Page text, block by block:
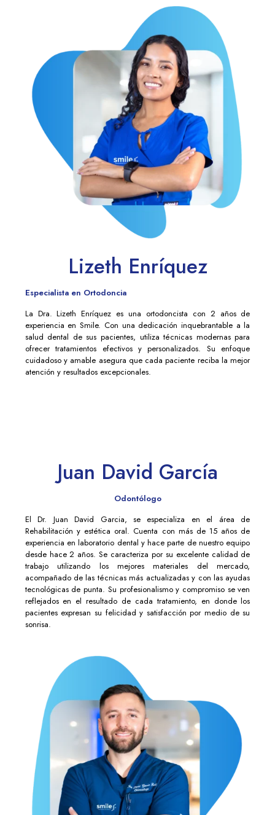
Lizeth Enríquez
Especialista en Ortodoncia
La Dra. Lizeth Enríquez es una ortodoncista con 2 años de
experiencia en Smile. Con una dedicación inquebrantable a la
salud dental de sus pacientes, utiliza técnicas modernas para
ofrecer tratamientos efectivos y personalizados. Su enfoque
cuidadoso y amable asegura que cada paciente reciba la mejor
atención y resultados excepcionales.
Juan David García
Odontólogo
El Dr. Juan David Garcia, se especializa en el área de
Rehabilitación y estética oral. Cuenta con más de 15 años de
experiencia en laboratorio dental y hace parte de nuestro equipo
desde hace 2 años. Se caracteriza por su excelente calidad de
trabajo utilizando los mejores materiales del mercado,
acompañado de las técnicas más actualizadas y con las ayudas
tecnológicas de punta. Su profesionalismo y compromiso se ven
reflejados en el resultado de cada tratamiento, en donde los
pacientes expresan su felicidad y satisfacción por medio de su
sonrisa.